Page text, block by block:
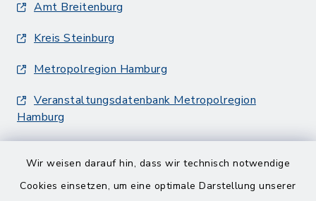
Wir weisen darauf hin, dass wir technisch notwendige
Cookies einsetzen, um eine optimale Darstellung unserer
Amt Breitenburg
Kreis Steinburg
Metropolregion Hamburg
Veranstaltungsdatenbank Metropolregion
Hamburg